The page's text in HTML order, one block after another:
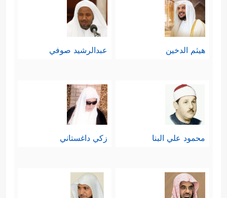
هيثم الدخين عبدالرشيد صوفي
محمود علي البنا زكي داغستاني